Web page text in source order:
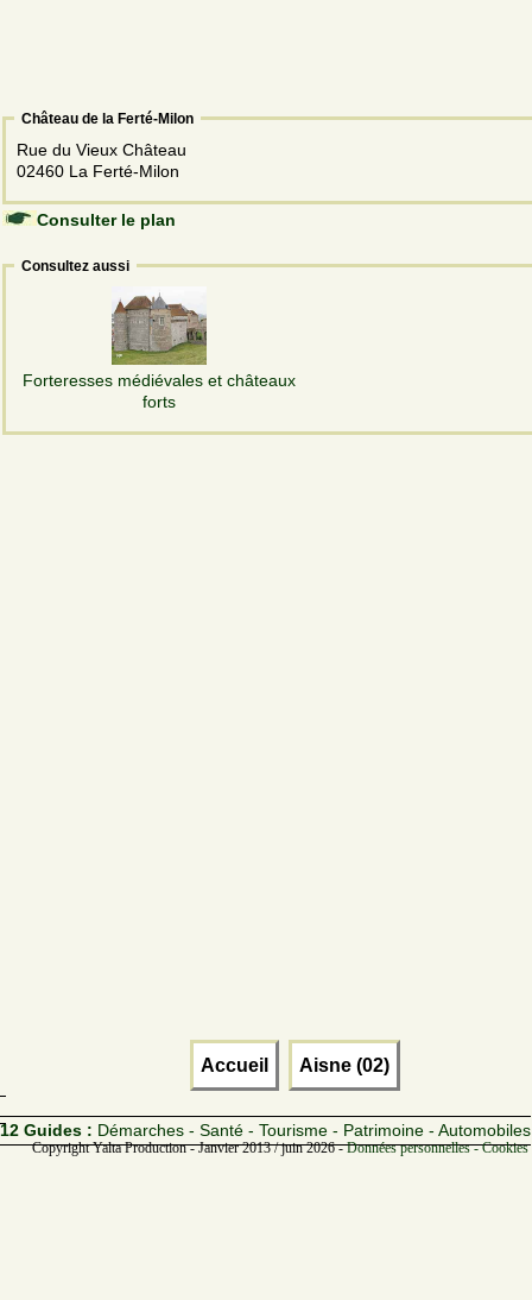
Château de la Ferté-Milon
Rue du Vieux Château
02460 La Ferté-Milon
Consulter le plan
Consultez aussi
Forteresses médiévales et châteaux
forts
Accueil Aisne (02)
12 Guides : Démarches - Santé - Tourisme - Patrimoine - Automobiles
Copyright Yalta Production - Janvier 2013 / juin 2026 -Données personnelles -